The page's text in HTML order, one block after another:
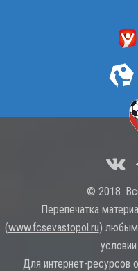
© 2018.
Перепечатка
(www.fcsevastopol.ru)
Для интернет-ресурсов